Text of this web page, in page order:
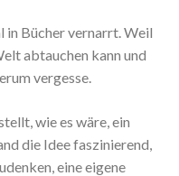
in Bücher vernarrt. Weil
abtauchen kann und
vergesse.
wie es wäre, ein
die Idee faszinierend,
eine eigene